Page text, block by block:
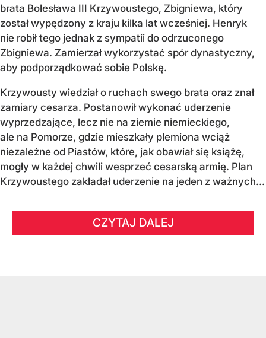
brata Bolesława III Krzywoustego, Zbigniewa, który
został wypędzony z kraju kilka lat wcześniej. Henryk
nie robił tego jednak z sympatii do odrzuconego
Zbigniewa. Zamierzał wykorzystać spór dynastyczny,
aby podporządkować sobie Polskę.
Krzywousty wiedział o ruchach swego brata oraz znał
zamiary cesarza. Postanowił wykonać uderzenie
wyprzedzające, lecz nie na ziemie niemieckiego,
ale na Pomorze, gdzie mieszkały plemiona wciąż
niezależne od Piastów, które, jak obawiał się książę,
mogły w każdej chwili wesprzeć cesarską armię. Plan
Krzywoustego zakładał uderzenie na jeden z ważnych...
CZYTAJ DALEJ